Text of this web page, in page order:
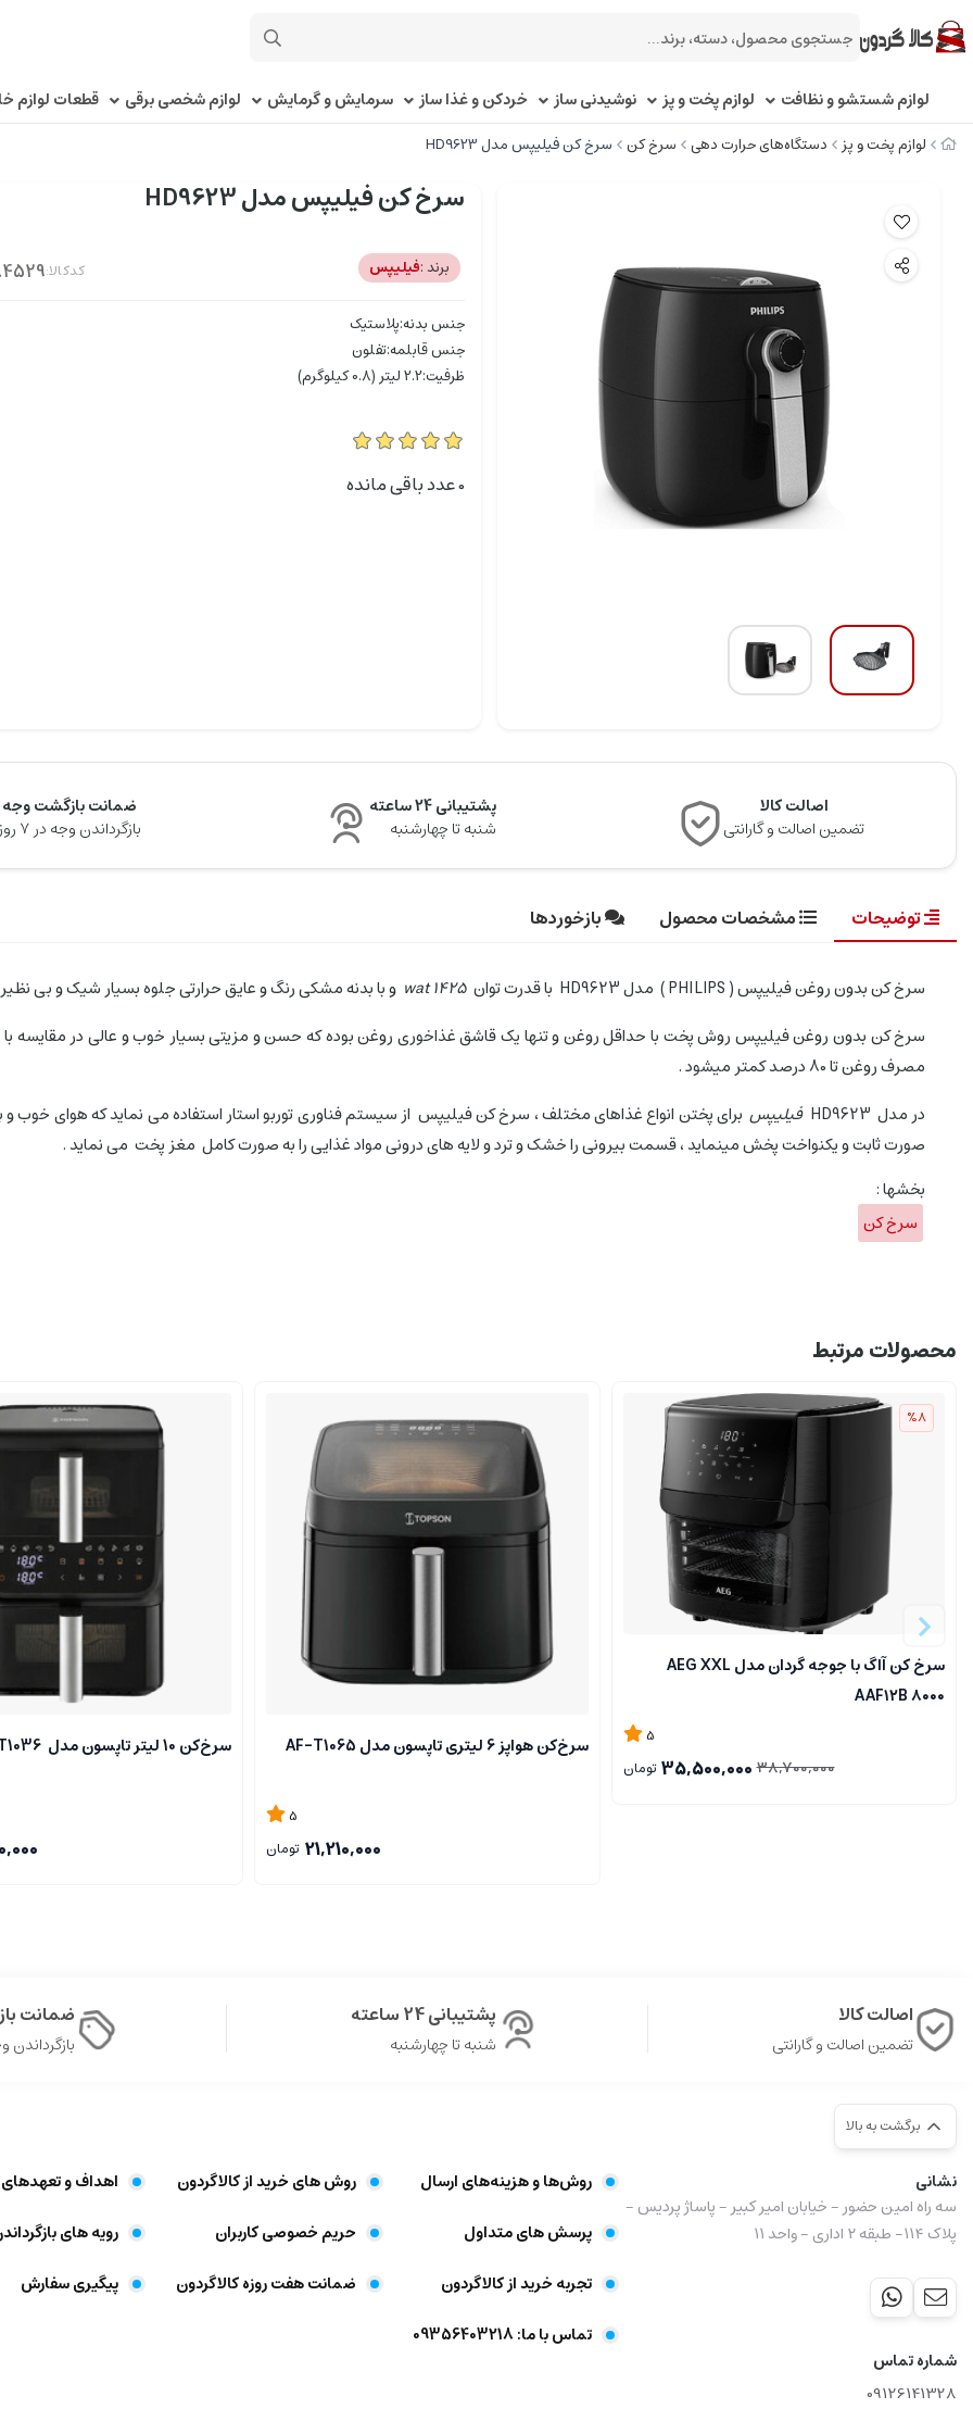
لوازم شستشو و نظافت لوازم پخت و پز نوشیدنی ساز خردکن و غذا ساز سرمایش و گرمایش لوازم شخصی برقی قطعات لوازم
لوازم پخت و پز دستگاه‌های حرارت دهی سرخ کن سرخ کن فیلیپس مدل HD9623
سرخ کن فیلیپس مدل HD9623
برند :فیلیپس کدکالا:
جنس بدنه:پلاستیک
جنس قابلمه:تفلون
ظرفیت:2.2 لیتر (0.8 کیلوگرم)
0عدد باقی مانده
اصالت کالا
تضمین اصالت و گارانتی
پشتیبانی 24 ساعته
شنبه تا چهارشنبه
ضمانت بازگشت وجه
بازگرداندن وجه در ۷ روز
توضیحات مشخصات محصول بازخوردها
سرخ کن بدون روغن فیلیپس ( PHILIPS ) مدل HD9623 با قدرت توان 1425 wat
و با بدنه مشکی رنگ و عایق حرارتی جلوه بسیار شیک و بی
سرخ کن بدون روغن فیلیپس روش پخت با حداقل روغن و تنها یک قاشق غذاخوری روغن بوده که حسن و مزیتی بسیار خوب و عالی در مقایسه با
مصرف روغن تا 80 درصد کمتر میشود .
در مدل HD9623
فیلیپس برای پختن انواع غذاهای مختلف ، سرخ کن فیلیپس از سیستم فناوری توربو استار استفاده می نماید که هوای
صورت ثابت و یکنواخت پخش مینماید ، قسمت بیرونی را خشک و ترد و لایه های درونی مواد غذایی را به صورت کامل مغز پخت می نماید .
بخشها :
سرخ کن
محصولات مرتبط
%8
سرخ کن آاگ با جوجه گردان مدل AEG XXL
AAF۱۲B ۸۰۰۰
5
38,700,000
35,500,000 تومان
سرخ‌کن هواپز 6 لیتری تاپسون مدل AF-T1065
5
21,210,000 تومان
سرخ‌کن 10 لیتر تاپسون مدل AF-T1036
اصالت کالا
تضمین اصالت و گارانتی
پشتیبانی 24 ساعته
شنبه تا چهارشنبه
ضمانت
بازگرداندن وجه
برگشت به بالا
نشانی
سه راه امین حضور - خیابان امیر کبیر - پاساژ پردیس -
پلاک ۱۱۴- طبقه ۲ اداری - واحد ۱۱
شماره تماس
09126141328
روش‌ها و هزینه‌های ارسال روش های خرید از کالاگردون
اهداف و تعهد‌های
پرسش های متداول
حریم خصوصی کاربران
رویه های
تجربه خرید از کالاگردون
ضمانت هفت روزه کالاگردون
پیگیری سفارش
تماس با ما: 09356403218